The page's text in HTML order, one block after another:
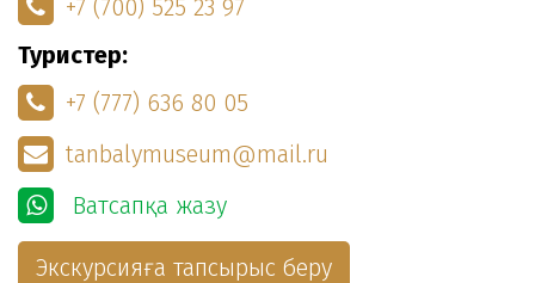
+7 (700) 525 23 97
Туристер:
+7 (777) 636 80 05
tanbalymuseum@mail.ru
Ватсапқа жазу
Экскурсияға тапсырыс беру